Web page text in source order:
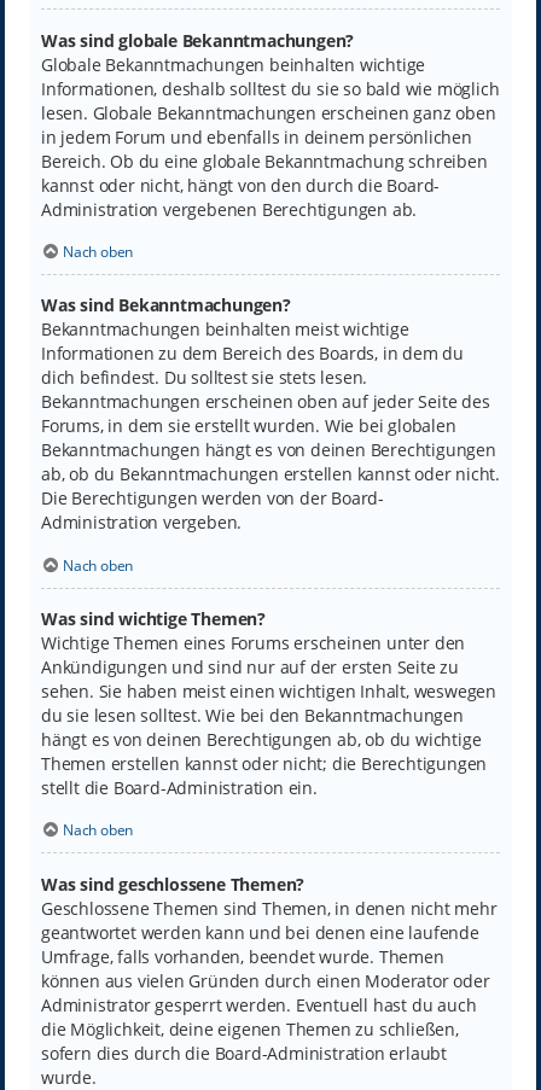
Was sind globale Bekanntmachungen?
Globale Bekanntmachungen beinhalten wichtige
Informationen, deshalb solltest du sie so bald wie möglich
lesen. Globale Bekanntmachungen erscheinen ganz oben
in jedem Forum und ebenfalls in deinem persönlichen
Bereich. Ob du eine globale Bekanntmachung schreiben
kannst oder nicht, hängt von den durch die Board-
Administration vergebenen Berechtigungen ab.
Nach oben
Was sind Bekanntmachungen?
Bekanntmachungen beinhalten meist wichtige
Informationen zu dem Bereich des Boards, in dem du
dich befindest. Du solltest sie stets lesen.
Bekanntmachungen erscheinen oben auf jeder Seite des
Forums, in dem sie erstellt wurden. Wie bei globalen
Bekanntmachungen hängt es von deinen Berechtigungen
ab, ob du Bekanntmachungen erstellen kannst oder nicht.
Die Berechtigungen werden von der Board-
Administration vergeben.
Nach oben
Was sind wichtige Themen?
Wichtige Themen eines Forums erscheinen unter den
Ankündigungen und sind nur auf der ersten Seite zu
sehen. Sie haben meist einen wichtigen Inhalt, weswegen
du sie lesen solltest. Wie bei den Bekanntmachungen
hängt es von deinen Berechtigungen ab, ob du wichtige
Themen erstellen kannst oder nicht; die Berechtigungen
stellt die Board-Administration ein.
Nach oben
Was sind geschlossene Themen?
Geschlossene Themen sind Themen, in denen nicht mehr
geantwortet werden kann und bei denen eine laufende
Umfrage, falls vorhanden, beendet wurde. Themen
können aus vielen Gründen durch einen Moderator oder
Administrator gesperrt werden. Eventuell hast du auch
die Möglichkeit, deine eigenen Themen zu schließen,
sofern dies durch die Board-Administration erlaubt
wurde.